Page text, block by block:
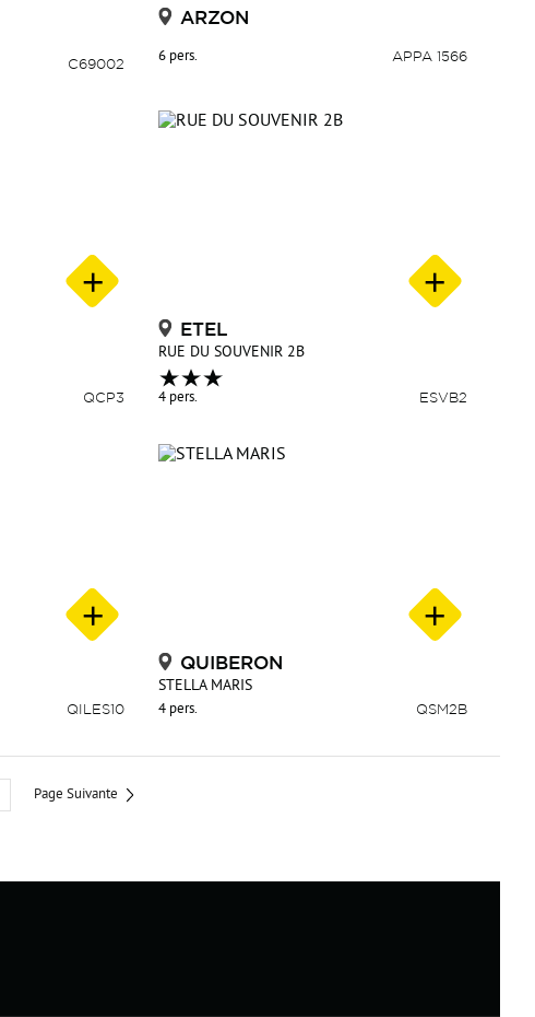
C69002
ARZON
6 pers. APPA 1566
QCP3
ETEL
RUE DU SOUVENIR 2B
4 pers. ESVB2
QILES10
QUIBERON
STELLA MARIS
4 pers. QSM2B
Page Suivante